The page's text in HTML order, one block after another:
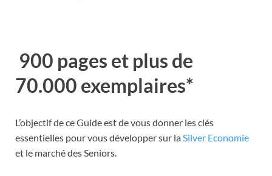
900 pages et plus de
70.000 exemplaires*
L’objectif de ce Guide est de vous donner les clés
essentielles pour vous développer sur laSilver Economie
et le marché des Seniors.